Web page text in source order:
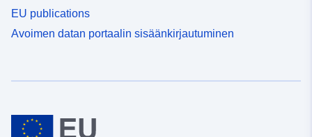
EU publications
Avoimen datan portaalin sisäänkirjautuminen